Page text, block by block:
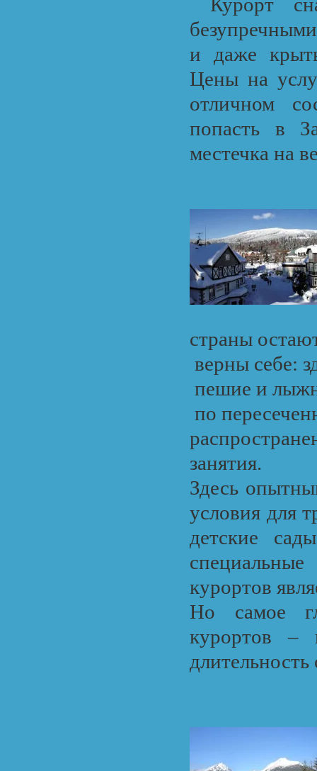
и даже
Цены на
отличном
попасть в
местечка на
страны
верны себе:
пешие и
по
занятия.
Здесь
условия для
детские
курортов
Но самое
курортов –